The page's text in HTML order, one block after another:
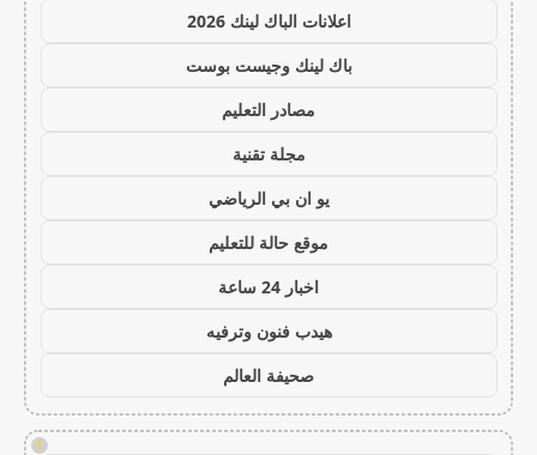
اعلانات الباك لينك 2026
باك لينك وجيست بوست
مصادر التعليم
مجلة تقنية
يو ان بي الرياضي
موقع حالة للتعليم
اخبار 24 ساعة
هيدب فنون وترفيه
صحيفة العالم
!